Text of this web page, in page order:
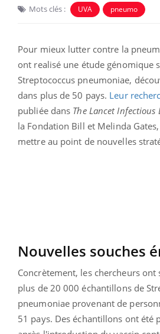
Mots clés : UVA pneumo
Pour mieux lutter contre la
ont realisé une étude génomique
Streptococcus pneumoniae,
dans plus de 50 pays. Leur
publiée dans The Lancet Infectious
la Fondation Bill et Melinda
mettre au point de nouvelles
Nouvelles souches
Concrètement, les chercheurs ont
plus de 20 000 échantillons de
pneumoniae provenant de
51 pays. Des échantillons ont été